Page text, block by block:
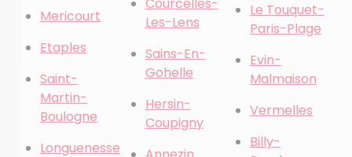
Mericourt
Etaples
Saint-
Martin-
Boulogne
Longuenesse
Les-Lens
Sains-En-
Gohelle
Hersin-
Coupigny
Le Touquet-
Paris-Plage
Evin-
Malmaison
Vermelles
Billy-